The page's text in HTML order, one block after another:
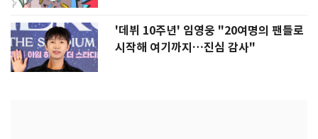
'데뷔 10주년' 임영웅 "20여명의 팬들로
시작해 여기까지…진심 감사"